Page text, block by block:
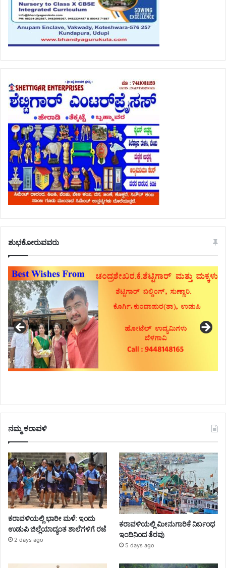
ಶುಭಕೋರುವವರು
ನಮ್ಮ ಕರಾವಳಿ
ಕರಾವಳಿಯಲ್ಲಿ ಭಾರೀ ಮಳೆ: ಇಂದು
ಉಡುಪಿ ಜಿಲ್ಲೆಯಾದ್ಯಂತ ಶಾಲೆಗಳಿಗೆ ರಜೆ
2 days ago
ಕರಾವಳಿಯಲ್ಲಿ ಮೀನುಗಾರಿಕೆ ನಿರ್ಬಂಧ
ಇಂದಿನಿಂದ ತೆರವು
5 days ago